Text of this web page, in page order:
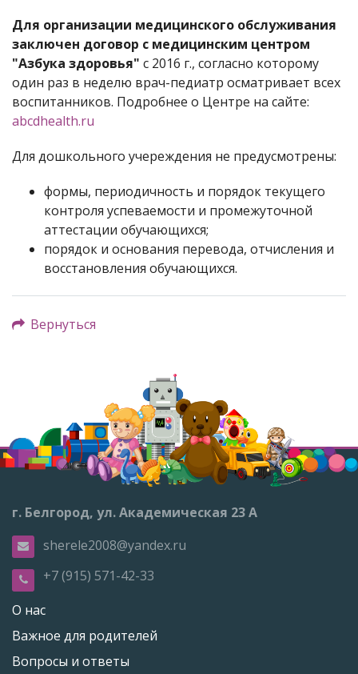
Для организации медицинского обслуживания
заключен договор с медицинским центром
"Азбука здоровья" с 2016 г., согласно которому
один раз в неделю врач-педиатр осматривает всех
воспитанников. Подробнее о Центре на сайте:
abcdhealth.ru
Для дошкольного учереждения не предусмотрены:
формы, периодичность и порядок текущего
контроля успеваемости и промежуточной
аттестации обучающихся;
порядок и основания перевода, отчисления и
восстановления обучающихся.
Вернуться
г. Белгород, ул. Академическая 23 А
sherele2008@yandex.ru
+7 (915) 571-42-33
О нас
Важное для родителей
Вопросы и ответы